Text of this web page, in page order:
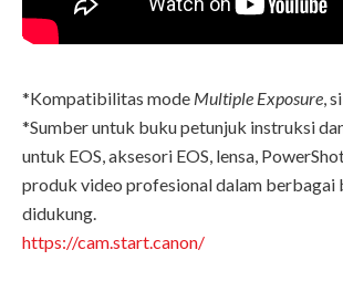
*Kompatibilitas mode Multiple Exposure ,
*Sumber untuk buku petunjuk instruksi
untuk EOS, aksesori EOS, lensa,
produk video profesional dalam berbagai
didukung.
https://cam.start.canon/